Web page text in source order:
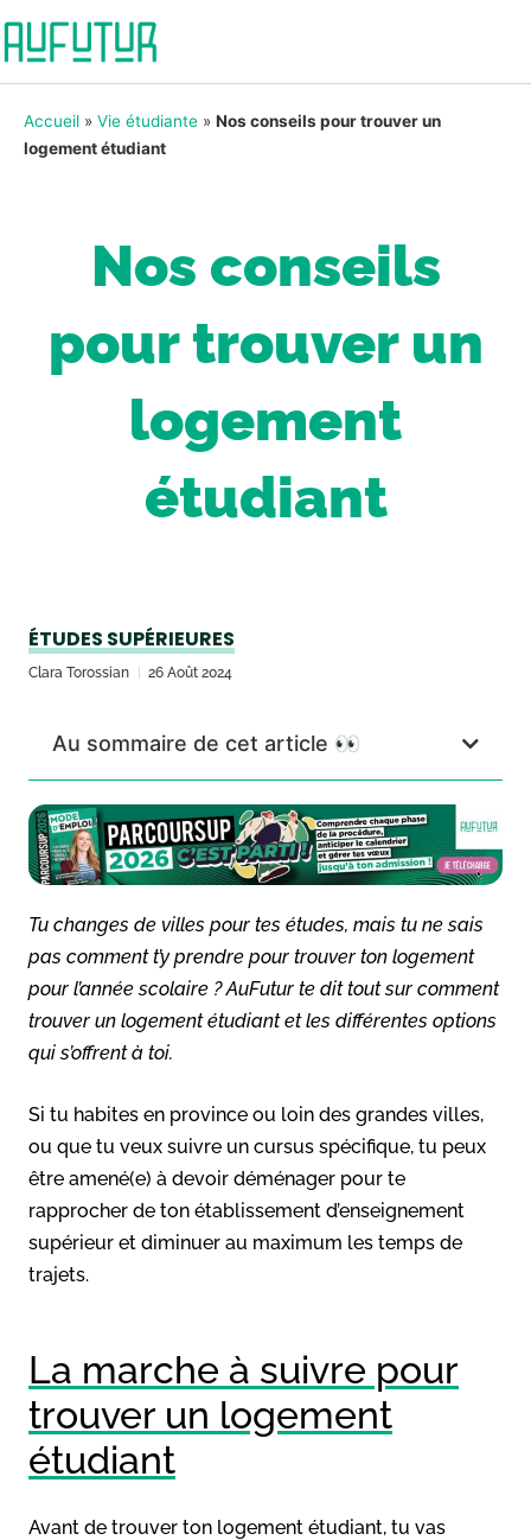
Accueil » Vie étudiante » Nos conseils pour trouver un
logement étudiant
Nos conseils
pour trouver un
logement
étudiant
ÉTUDES SUPÉRIEURES
Clara Torossian 26 Août 2024
Au sommaire de cet article 👀
Tu changes de villes pour tes études, mais tu ne sais
pas comment t’y prendre pour trouver ton logement
pour l’année scolaire ? AuFutur te dit tout sur comment
trouver un logement étudiant et les différentes options
qui s’offrent à toi.
Si tu habites en province ou loin des grandes villes,
ou que tu veux suivre un cursus spécifique, tu peux
être amené(e) à devoir déménager pour te
rapprocher de ton établissement d’enseignement
supérieur et diminuer au maximum les temps de
trajets.
La marche à suivre pour
trouver un logement
étudiant
Avant de trouver ton logement étudiant, tu vas